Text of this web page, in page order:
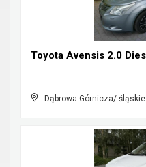
Dąbrowa Górnicza/ śląskie